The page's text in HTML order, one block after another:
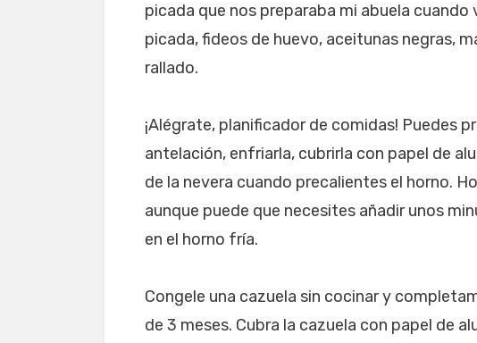
picada que nos preparaba mi abuela
picada, fideos de huevo, aceitunas negras,
rallado.
¡Alégrate, planificador de comidas! Puedes
antelación, enfriarla, cubrirla con papel de
de la nevera cuando precalientes el horno.
aunque puede que necesites añadir unos
en el horno fría.
Congele una cazuela sin cocinar y
de 3 meses. Cubra la cazuela con papel de